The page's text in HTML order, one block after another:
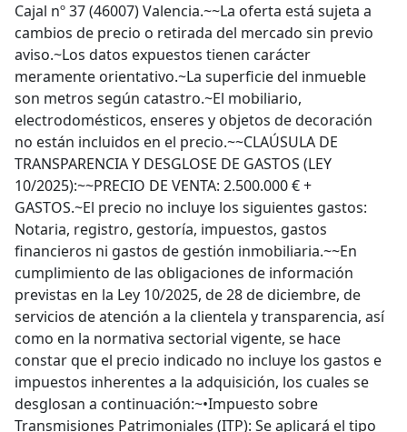
Cajal nº 37 (46007) Valencia.~~La oferta está sujeta a
cambios de precio o retirada del mercado sin previo
aviso.~Los datos expuestos tienen carácter
meramente orientativo.~La superficie del inmueble
son metros según catastro.~El mobiliario,
electrodomésticos, enseres y objetos de decoración
no están incluidos en el precio.~~CLAÚSULA DE
TRANSPARENCIA Y DESGLOSE DE GASTOS (LEY
10/2025):~~PRECIO DE VENTA: 2.500.000 € +
GASTOS.~El precio no incluye los siguientes gastos:
Notaria, registro, gestoría, impuestos, gastos
financieros ni gastos de gestión inmobiliaria.~~En
cumplimiento de las obligaciones de información
previstas en la Ley 10/2025, de 28 de diciembre, de
servicios de atención a la clientela y transparencia, así
como en la normativa sectorial vigente, se hace
constar que el precio indicado no incluye los gastos e
impuestos inherentes a la adquisición, los cuales se
desglosan a continuación:~•Impuesto sobre
Transmisiones Patrimoniales (ITP): Se aplicará el tipo